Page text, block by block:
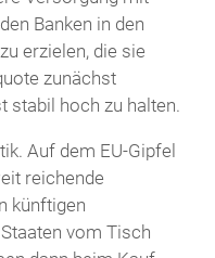
Banken in den
erzielen, die sie
zunächst
stabil hoch zu halten.
Auf dem EU-Gipfel
reichende
künftigen
vom Tisch